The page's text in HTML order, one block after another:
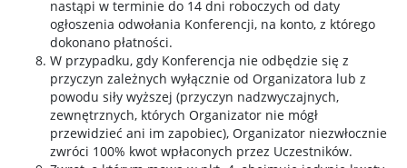
nastąpi w terminie do 14 dni roboczych od daty
ogłoszenia odwołania Konferencji, na konto, z którego
dokonano płatności.
W przypadku, gdy Konferencja nie odbędzie się z
przyczyn zależnych wyłącznie od Organizatora lub z
powodu siły wyższej (przyczyn nadzwyczajnych,
zewnętrznych, których Organizator nie mógł
przewidzieć ani im zapobiec), Organizator niezwłocznie
zwróci 100% kwot wpłaconych przez Uczestników.